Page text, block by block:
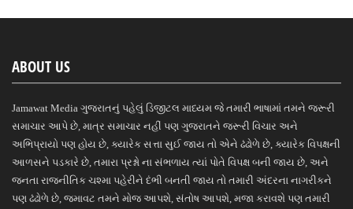
ABOUT US
Jamawat Media ગુજરાતનું પહેલું ડિજીટલ માધ્યમ જે તમારી ભાષામાં તમને જરૂરી
સમાચાર આપે છે, માત્ર સમાચાર નહીં પણ ગુજરાતને જરૂરી વિચાર અને
અભિપ્રાયો પણ હોય છે, ક્યારેક સત્તા સુઈ જાય તો એને ઢંઢોળે છે, ક્યારેક વિપક્ષની
આળસને પડકારે છે, તમારા પ્રશ્નો ના સંભળાય ત્યાં પોતે વિપક્ષ બની જાય છે, અને
જનતા રાજનીતિક ચશ્મા પહેરીને દંભી બનતી જાય તો તમારી અંદરના નાગરીકને
પણ ઢંઢોળે છે, જમાવટ તમને મોજ આપશે, સંતોષ આપશે, મજા કરાવશે પણ તમારી